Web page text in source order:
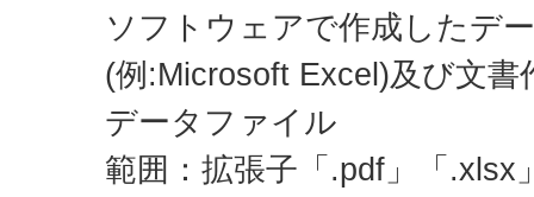
ソフトウェアで作成したデ
(例:Microsoft Excel)及び文
データファイル
範囲：拡張子「.pdf」「.xlsx